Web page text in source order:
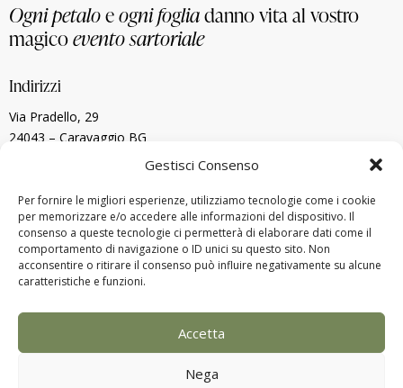
Gestisci Consenso
Per fornire le migliori esperienze, utilizziamo tecnologie come i cookie
per memorizzare e/o accedere alle informazioni del dispositivo. Il
consenso a queste tecnologie ci permetterà di elaborare dati come il
comportamento di navigazione o ID unici su questo sito. Non
acconsentire o ritirare il consenso può influire negativamente su alcune
caratteristiche e funzioni.
Accetta
Nega
Ogni petaloeogni fogliadanno vita al vostro
magicoevento sartoriale
Indirizzi
Via Pradello, 29
24043 – Caravaggio BG
Umbertide – 06019 (PG)
Contatti
alberto.menegardi@gmail.com
+39 338 880 8773